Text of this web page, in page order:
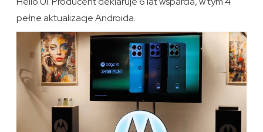
pełne aktualizacje Androida.